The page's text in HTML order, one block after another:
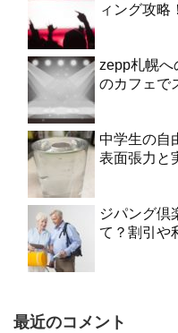
ィング攻略
zepp札幌へ
のカフェで
中学生の自
表面張力と
ジパング倶
て？割引や
最近のコメント